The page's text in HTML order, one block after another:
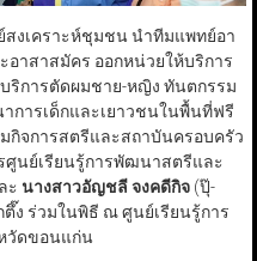
งเคราะห์ชุมชน นำทีมแพทย์อา
าสาสมัคร ออกหน่วยให้บริการ
ริการตัดผมชาย-หญิง ทันตกรรม
การเด็กและเยาวชนในพื้นที่ฟรี
กิจการสตรีและสถาบันครอบครัว
ศูนย์เรียนรู้การพัฒนาสตรีและ
ะ นางสาวอัญชลี จงคดีกิจ(ปุ๊-
ง ร่วมในพิธี ณ ศูนย์เรียนรู้การ
วัดขอนแก่น